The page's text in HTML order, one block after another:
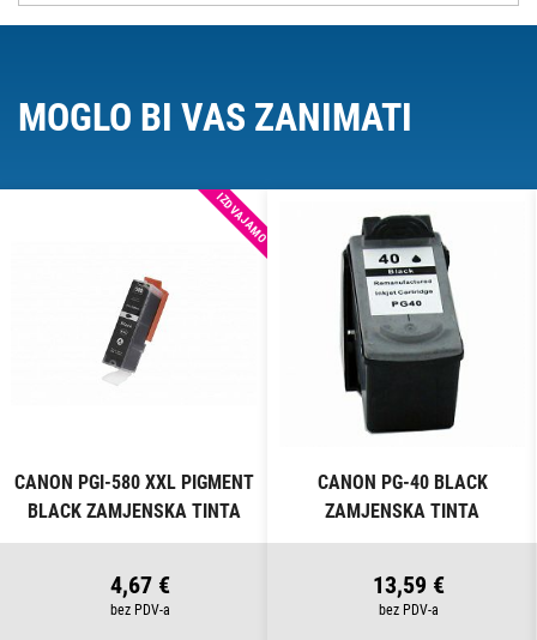
MOGLO BI VAS ZANIMATI
IZDVAJAMO
CANON PGI-580 XXL PIGMENT
BLACK ZAMJENSKA TINTA
4,67 €
CANON PG-40 BLACK
ZAMJENSKA TINTA
13,59 €